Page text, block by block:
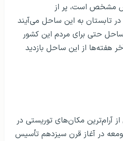
مشخص است، پر از
تابستان به این ساحل می‌آیند
حتی برای مردم این کشور
هفته‌ها از این ساحل بازدید
آرام‌ترین مکان‌های توریستی در
در آغاز قرن سیزدهم تأسیس